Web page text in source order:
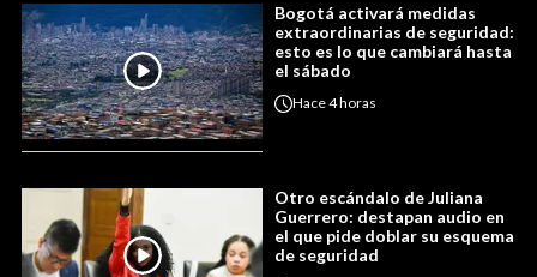
Bogotá activará medidas
extraordinarias de seguridad:
esto es lo que cambiará hasta
el sábado
Hace4 horas
Otro escándalo de Juliana
Guerrero: destapan audio en
el que pide doblar su esquema
de seguridad